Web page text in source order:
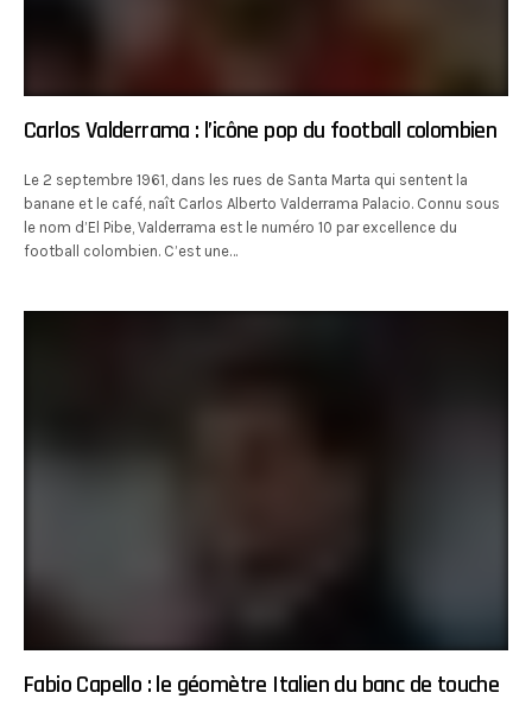
Carlos Valderrama : l’icône pop du football colombien
Le 2 septembre 1961, dans les rues de Santa Marta qui sentent la
banane et le café, naît Carlos Alberto Valderrama Palacio. Connu sous
le nom d’El Pibe, Valderrama est le numéro 10 par excellence du
football colombien. C’est une…
Fabio Capello : le géomètre Italien du banc de touche